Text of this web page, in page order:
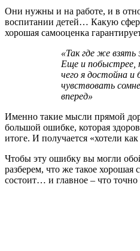
Они нужны и на работе, и в
воспитании детей… Какую
хорошая самооценка
«Так где же
Еще и побыстрее,
чего я достойна и
чувствовать
вперед»
Именно такие мысли прямой
большой ошибке, которая
итоге. И получается «хотели
Чтобы эту ошибку вы могли
разберем, что же такое хорошая
состоит… и главное – что